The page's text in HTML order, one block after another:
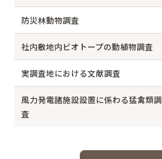
防災林動物調査
社内敷地内ビオトープの動植物調査
実調査地における文献調査
風力発電諸施設設置に係わる猛禽類調
査